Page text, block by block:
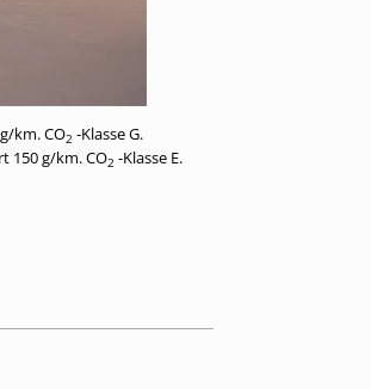
km. CO2 -Klasse G.
150 g/km. CO2 -Klasse E.